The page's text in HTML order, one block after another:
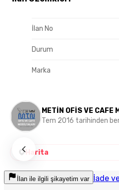
İlan No
Durum
Marka
METİN OFİS VE CAFE
Tem 2016 tarihinden
Harita
İlan ile ilgili şikayetim var İade